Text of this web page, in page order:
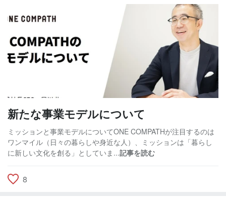
新たな事業モデルについて
ミッションと事業モデルについてONE COMPATHが注目するのは
ワンマイル（日々の暮らしや身近な人）、ミッションは「暮らし
に新しい文化を創る」としていま...記事を読む
8